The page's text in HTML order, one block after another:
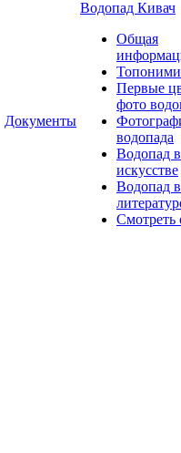
Документы
Водопад Кивач
Общая
Первые
фото
водопада
Водопад в
искусстве
Водопад в
Смотреть